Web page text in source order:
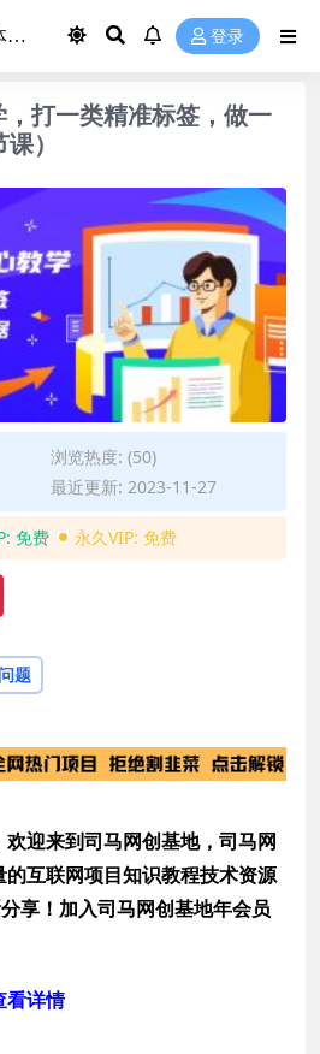
登录
打一类精准标签，做一
）
浏览热度: (50)
最近更新: 2023-11-27
免费 永久VIP: 免费
题
迎来到司马网创基地，司马网
互联网项目知识教程技术资源
享！加入司马网创基地年会员
看详情